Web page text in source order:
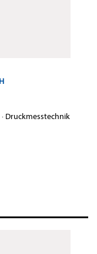
· Druckmesstechnik